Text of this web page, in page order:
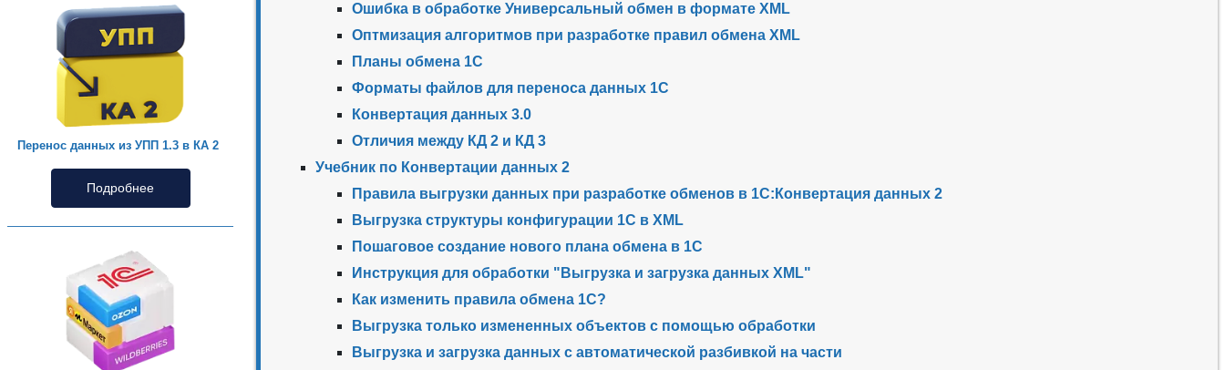
Перенос данных из УПП 1.3 в КА 2
Подробнее
Ошибка в обработке Универсальный обмен в формате XML
Оптмизация алгоритмов при разработке правил обмена XML
Планы обмена 1С
Форматы файлов для переноса данных 1C
Конвертация данных 3.0
Отличия между КД 2 и КД 3
Учебник по Конвертации данных 2
Правила выгрузки данных при разработке обменов в 1С:Конвертация данных 2
Выгрузка структуры конфигурации 1С в XML
Пошаговое создание нового плана обмена в 1С
Инструкция для обработки "Выгрузка и загрузка данных XML"
Как изменить правила обмена 1С?
Выгрузка только измененных объектов с помощью обработки
Выгрузка и загрузка данных с автоматической разбивкой на части